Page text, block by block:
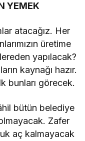
YEMEK
atacağız. Her
üretime
yapılacak?
kaynağı hazır.
bunları görecek.
bütün belediye
olmayacak. Zafer
aç kalmayacak